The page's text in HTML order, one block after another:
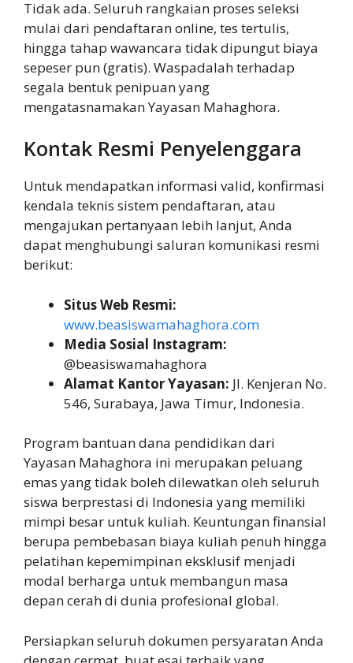
Tidak ada. Seluruh rangkaian proses seleksi
mulai dari pendaftaran online, tes tertulis,
hingga tahap wawancara tidak dipungut biaya
sepeser pun (gratis). Waspadalah terhadap
segala bentuk penipuan yang
mengatasnamakan Yayasan Mahaghora.
Kontak Resmi Penyelenggara
Untuk mendapatkan informasi valid, konfirmasi
kendala teknis sistem pendaftaran, atau
mengajukan pertanyaan lebih lanjut, Anda
dapat menghubungi saluran komunikasi resmi
berikut:
Situs Web Resmi:
www.beasiswamahaghora.com
Media Sosial Instagram:
@beasiswamahaghora
Alamat Kantor Yayasan: Jl. Kenjeran No.
546, Surabaya, Jawa Timur, Indonesia.
Program bantuan dana pendidikan dari
Yayasan Mahaghora ini merupakan peluang
emas yang tidak boleh dilewatkan oleh seluruh
siswa berprestasi di Indonesia yang memiliki
mimpi besar untuk kuliah. Keuntungan finansial
berupa pembebasan biaya kuliah penuh hingga
pelatihan kepemimpinan eksklusif menjadi
modal berharga untuk membangun masa
depan cerah di dunia profesional global.
Persiapkan seluruh dokumen persyaratan Anda